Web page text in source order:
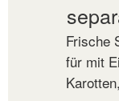
Frische
für mit